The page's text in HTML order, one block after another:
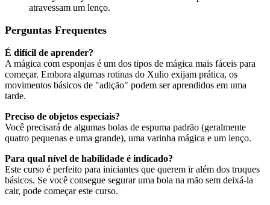
atravessam um lenço.
Perguntas Frequentes
É difícil de aprender?
A mágica com esponjas é um dos tipos de mágica mais fáceis para
começar. Embora algumas rotinas do Xulio exijam prática, os
movimentos básicos de "adição" podem ser aprendidos em uma
tarde.
Preciso de objetos especiais?
Você precisará de algumas bolas de espuma padrão (geralmente
quatro pequenas e uma grande), uma varinha mágica e um lenço.
Para qual nível de habilidade é indicado?
Este curso é perfeito para iniciantes que querem ir além dos truques
básicos. Se você consegue segurar uma bola na mão sem deixá-la
cair, pode começar este curso.